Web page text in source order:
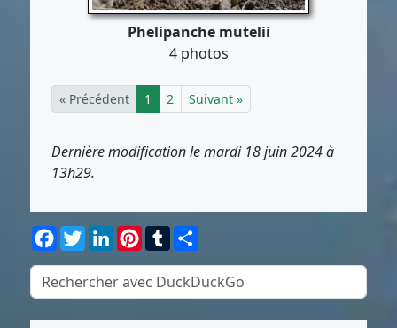
Phelipanche mutelii
4 photos
« Précédent 1 2 Suivant »
Dernière modification le mardi 18 juin 2024 à
13h29.
Facebook
TwitterLinkedInPinterest
Tumblr